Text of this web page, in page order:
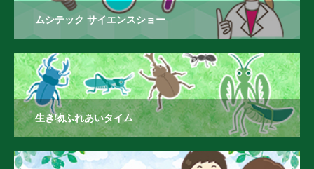
ムシテック サイエンスショー
生き物ふれあいタイム